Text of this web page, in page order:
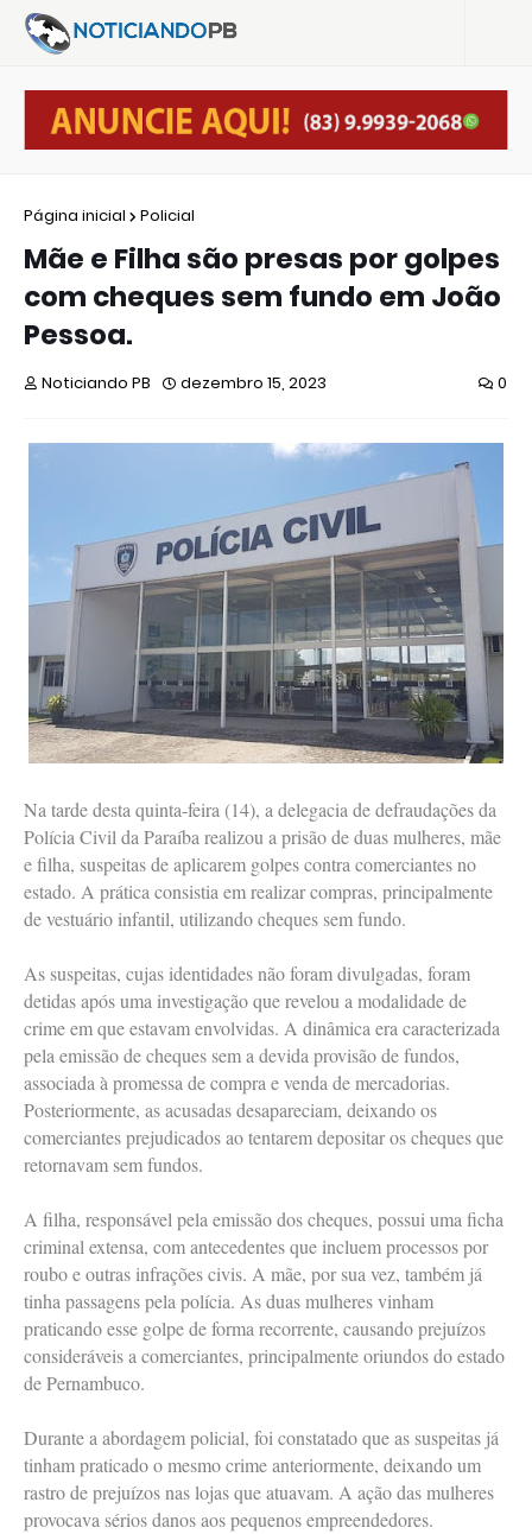
Página inicial Policial
Mãe e Filha são presas por golpes
com cheques sem fundo em João
Pessoa.
Noticiando PB dezembro 15, 2023 0
Na tarde desta quinta-feira (14), a delegacia de defraudações da
Polícia Civil da Paraíba realizou a prisão de duas mulheres, mãe
e filha, suspeitas de aplicarem golpes contra comerciantes no
estado. A prática consistia em realizar compras, principalmente
de vestuário infantil, utilizando cheques sem fundo.
As suspeitas, cujas identidades não foram divulgadas, foram
detidas após uma investigação que revelou a modalidade de
crime em que estavam envolvidas. A dinâmica era caracterizada
pela emissão de cheques sem a devida provisão de fundos,
associada à promessa de compra e venda de mercadorias.
Posteriormente, as acusadas desapareciam, deixando os
comerciantes prejudicados ao tentarem depositar os cheques que
retornavam sem fundos.
A filha, responsável pela emissão dos cheques, possui uma ficha
criminal extensa, com antecedentes que incluem processos por
roubo e outras infrações civis. A mãe, por sua vez, também já
tinha passagens pela polícia. As duas mulheres vinham
praticando esse golpe de forma recorrente, causando prejuízos
consideráveis a comerciantes, principalmente oriundos do estado
de Pernambuco.
Durante a abordagem policial, foi constatado que as suspeitas já
tinham praticado o mesmo crime anteriormente, deixando um
rastro de prejuízos nas lojas que atuavam. A ação das mulheres
provocava sérios danos aos pequenos empreendedores.